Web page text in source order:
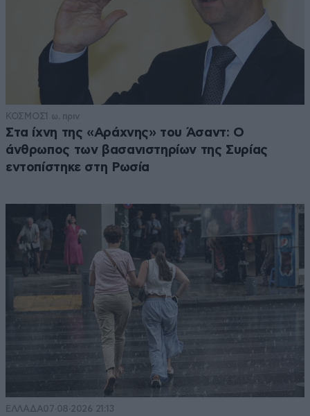
ΚΟΣΜΟΣ1 ω. πριν
Στα ίχνη της «Αράχνης» του Άσαντ: Ο
άνθρωπος των βασανιστηρίων της Συρίας
εντοπίστηκε στη Ρωσία
ΕΛΛΑΔΑ07·08·2026 21:13